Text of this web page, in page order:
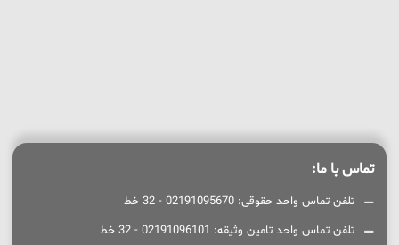
تماس با ما:
تلفن تماس واحد حقوقی: 02191095670 - 32 خط
تلفن تماس واحد تامین وثیقه: 02191096101 - 32 خط